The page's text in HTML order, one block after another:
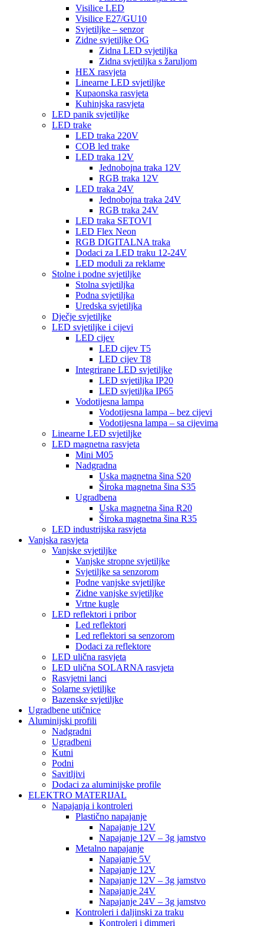
Visilice LED
Visilice E27/GU10
Svjetiljke – senzor
Zidne svjetiljke OG
Zidna LED svjetiljka
Zidna svjetiljka s žaruljom
HEX rasvjeta
Linearne LED svjetiljke
Kupaonska rasvjeta
Kuhinjska rasvjeta
LED panik svjetiljke
LED trake
LED traka 220V
COB led trake
LED traka 12V
Jednobojna traka 12V
RGB traka 12V
LED traka 24V
Jednobojna traka 24V
RGB traka 24V
LED traka SETOVI
LED Flex Neon
RGB DIGITALNA traka
Dodaci za LED traku 12-24V
LED moduli za reklame
Stolne i podne svjetiljke
Stolna svjetiljka
Podna svjetiljka
Uredska svjetiljka
Dječje svjetiljke
LED svjetiljke i cijevi
LED cijev
LED cijev T5
LED cijev T8
Integrirane LED svjetiljke
LED svjetiljka IP20
LED svjetiljka IP65
Vodotijesna lampa
Vodotijesna lampa – bez cijevi
Vodotijesna lampa – sa cijevima
Linearne LED svjetiljke
LED magnetna rasvjeta
Mini M05
Nadgradna
Uska magnetna šina S20
Široka magnetna šina S35
Ugradbena
Uska magnetna šina R20
Široka magnetna šina R35
LED industrijska rasvjeta
Vanjska rasvjeta
Vanjske svjetiljke
Vanjske stropne svjetiljke
Svjetiljke sa senzorom
Podne vanjske svjetiljke
Zidne vanjske svjetiljke
Vrtne kugle
LED reflektori i pribor
Led reflektori
Led reflektori sa senzorom
Dodaci za reflektore
LED ulična rasvjeta
LED ulična SOLARNA rasvjeta
Rasvjetni lanci
Solarne svjetiljke
Bazenske svjetiljke
Ugradbene utičnice
Aluminijski profili
Nadgradni
Ugradbeni
Kutni
Podni
Savitljivi
Dodaci za aluminijske profile
ELEKTRO MATERIJAL
Napajanja i kontroleri
Plastično napajanje
Napajanje 12V
Napajanje 12V – 3g jamstvo
Metalno napajanje
Napajanje 5V
Napajanje 12V
Napajanje 12V – 3g jamstvo
Napajanje 24V
Napajanje 24V – 3g jamstvo
Kontroleri i daljinski za traku
Kontroleri i dimmeri